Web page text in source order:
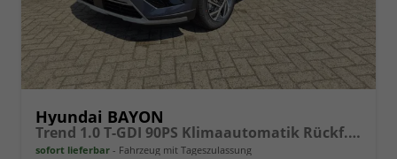
Hyundai BAYON
Trend 1.0 T-GDI 90PS Klimaautomatik Rückf.Kamera Parksensoren Sitzheizung Lenkradheizung Bluetooth Touchscreen Tempomat Apple CarPlay + Android Auto 16"LM
sofort lieferbar Fahrzeug mit Tageszulassung